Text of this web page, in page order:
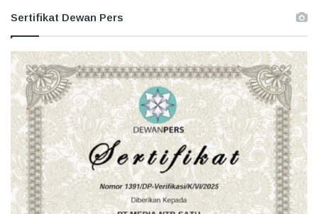
Sertifikat Dewan Pers